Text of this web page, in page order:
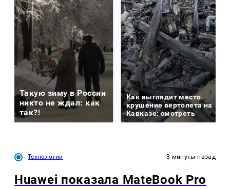
Такую зиму в России
никто не ждал: как
так?!
Как выглядит место
крушение вертолета на
Кавказе: смотреть
Технологии 3 минуты назад
Huawei показала MateBook Pro